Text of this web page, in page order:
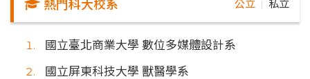
熱門科大校系 公立 私立
國立臺北商業大學 數位多媒體設計系
國立屏東科技大學 獸醫學系